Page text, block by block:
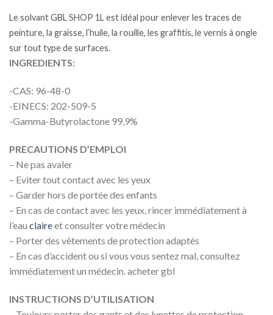
Le solvant GBL SHOP 1L est idéal pour enlever les traces de
peinture, la graisse, l’huile, la rouille, les graffitis, le vernis à ongle
sur tout type de surfaces.
INGREDIENTS:
-CAS: 96-48-0
-EINECS: 202-509-5
-Gamma-Butyrolactone 99,9%
PRECAUTIONS D’EMPLOI
– Ne pas avaler
– Eviter tout contact avec les yeux
– Garder hors de portée des enfants
– En cas de contact avec les yeux, rincer immédiatement à
l’eau claireet consulter votre médecin
– Porter des vêtements de protection adaptés
– En cas d’accident ou si vous vous sentez mal, consultez
immédiatement un médecin. acheter gbl
INSTRUCTIONS D’UTILISATION